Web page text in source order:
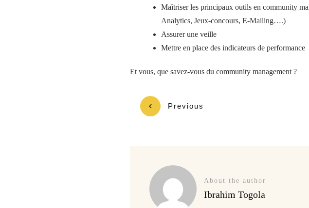
Maîtriser les principaux outils en community
Analytics, Jeux-concours, E-Mailing….)
Assurer une veille
Mettre en place des indicateurs de performance
Et vous, que savez-vous du community management ?
Previous
About the author
Ibrahim Togola